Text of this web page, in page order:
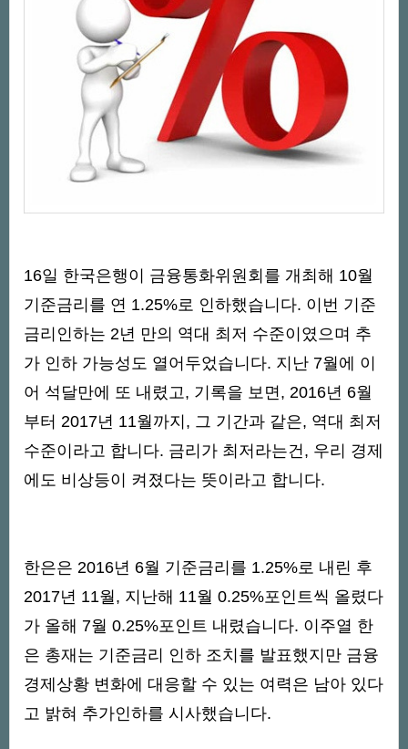
16일 한국은행이 금융통화위원회를 개최해 10월
기준금리를 연 1.25%로 인하했습니다. 이번 기준
금리인하는 2년 만의 역대 최저 수준이였으며 추
가 인하 가능성도 열어두었습니다. 지난 7월에 이
어 석달만에 또 내렸고, 기록을 보면, 2016년 6월
부터 2017년 11월까지, 그 기간과 같은, 역대 최저
수준이라고 합니다. 금리가 최저라는건, 우리 경제
에도 비상등이 켜졌다는 뜻이라고 합니다.
한은은 2016년 6월 기준금리를 1.25%로 내린 후
2017년 11월, 지난해 11월 0.25%포인트씩 올렸다
가 올해 7월 0.25%포인트 내렸습니다. 이주열 한
은 총재는 기준금리 인하 조치를 발표했지만 금융
경제상황 변화에 대응할 수 있는 여력은 남아 있다
고 밝혀 추가인하를 시사했습니다.